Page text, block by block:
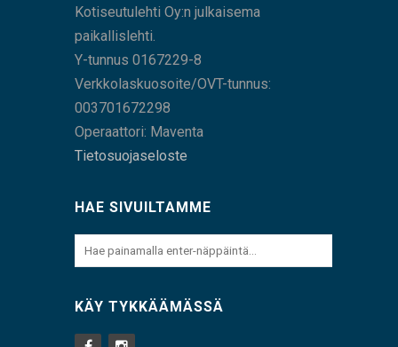
Kotiseutulehti Oy:n julkaisema
paikallislehti.
Y-tunnus 0167229-8
Verkkolaskuosoite/OVT-tunnus:
003701672298
Operaattori: Maventa
Tietosuojaseloste
HAE SIVUILTAMME
KÄY TYKKÄÄMÄSSÄ